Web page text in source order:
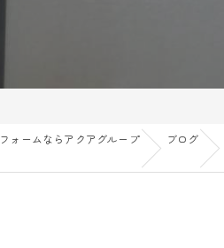
ォームならアクアグループ ブログ